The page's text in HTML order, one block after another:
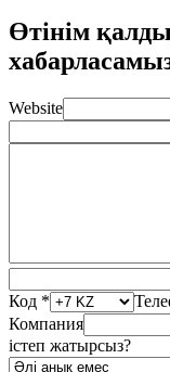
Өтінім
Website
Код *
Компания
істеп жатырсыз?